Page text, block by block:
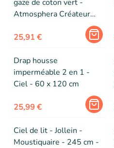
gaze de coton vert -
Atmosphera Créateur
25,91 €
Drap housse
imperméable 2 en 1 -
Ciel - 60 x 120 cm
25,99 €
Ciel de lit - Jollein -
Moustiquaire - 245 cm -